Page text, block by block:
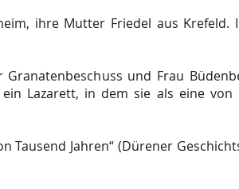
ihre Mutter Friedel aus
und Frau
Lazarett, in dem sie als eine von
Tausend Jahren“ (Dürener